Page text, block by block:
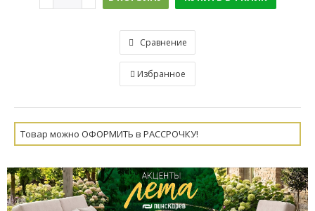
Сравнение
Избранное
Товар можно ОФОРМИТЬ в РАССРОЧКУ!